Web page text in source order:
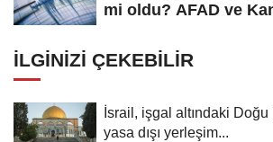
mi oldu? AFAD ve
İLGINIZI ÇEKEBILIR
İsrail, işgal altındaki
yasa dışı yerleşim...